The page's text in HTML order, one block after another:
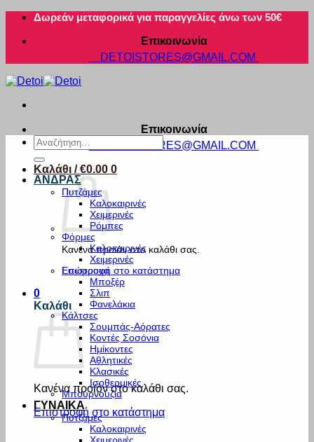
Μετάβαση
περιεχόμενο
Δωρεάν μεταφορικά για παραγγελίες άνω των 50€
Επικοινωνία
DETOISTORES@GMAIL.COM
Επικοινωνία
DETOISTORES@GMAIL.COM
Καλάθι /€0.00 0
Κανένα προϊόν στο καλάθι σας.
Επιστροφή στο κατάστημα
0
Καλάθι
Κανένα προϊόν στο καλάθι σας.
Επιστροφή στο κατάστημα
Αναζήτηση
για:
ΑΝΔΡΑΣ
Πυτζάμες
Καλοκαιρινές
Χειμερινές
Ρόμπες
Φόρμες
Καλοκαιρινές
Χειμερινές
Εσώρουχα
Μποξέρ
Σλιπ
Φανελάκια
Κάλτσες
Σουμπάς-Αόρατες
Κοντές Σοσόνια
Ημίκοντες
Αθλητικές
Κλασικές
Ισοθερμικές
Μπουρνούζια
ΓΥΝΑΙΚΑ
Πυτζάμες
Καλοκαιρινές